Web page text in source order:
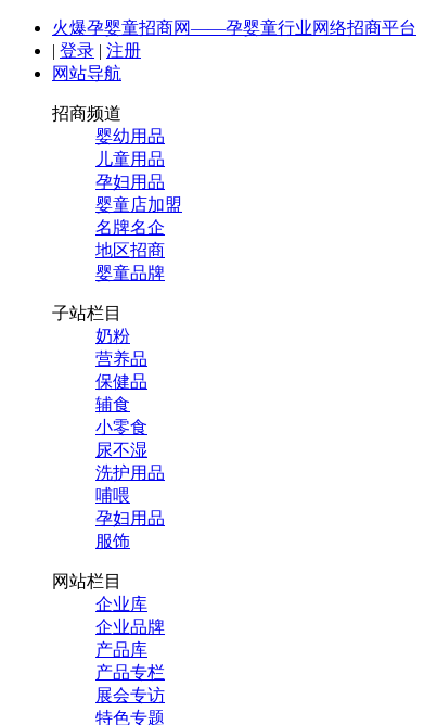
火爆孕婴童招商网——孕婴童行业网络招商平台
| 登录 | 注册
网站导航
招商频道
婴幼用品
儿童用品
孕妇用品
婴童店加盟
名牌名企
地区招商
婴童品牌
子站栏目
奶粉
营养品
保健品
辅食
小零食
尿不湿
洗护用品
哺喂
孕妇用品
服饰
网站栏目
企业库
企业品牌
产品库
产品专栏
展会专访
特色专题